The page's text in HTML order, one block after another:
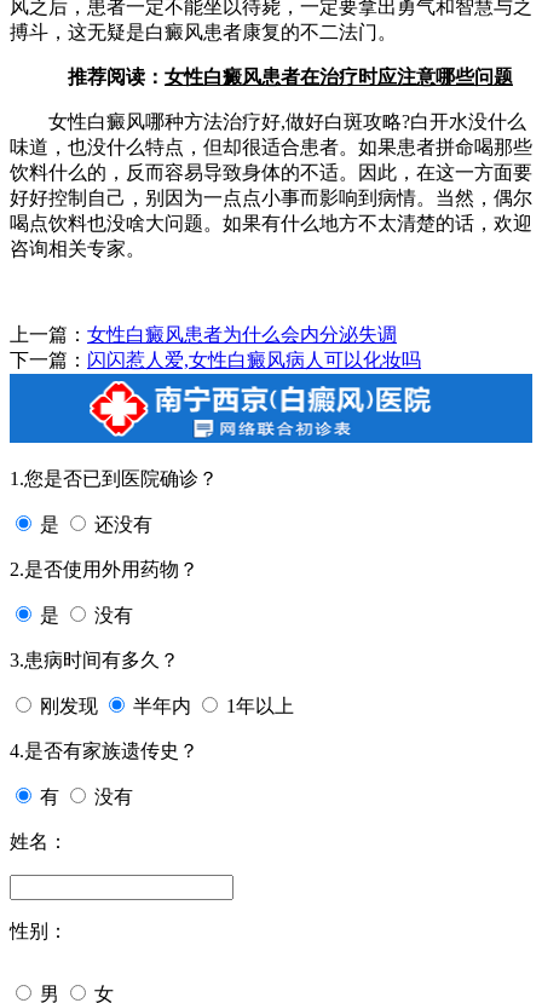
风之后，患者一定不能坐以待毙，一定要拿出勇气和智慧与之
搏斗，这无疑是白癜风患者康复的不二法门。
推荐阅读： 女性白癜风患者在治疗时应注意哪些问题
女性白癜风哪种方法治疗好,做好白斑攻略?白开水没什么
味道，也没什么特点，但却很适合患者。如果患者拼命喝那些
饮料什么的，反而容易导致身体的不适。因此，在这一方面要
好好控制自己，别因为一点点小事而影响到病情。当然，偶尔
喝点饮料也没啥大问题。如果有什么地方不太清楚的话，欢迎
咨询相关专家。
上一篇： 女性白癜风患者为什么会内分泌失调
下一篇： 闪闪惹人爱,女性白癜风病人可以化妆吗
1.您是否已到医院确诊？
是 还没有
2.是否使用外用药物？
是 没有
3.患病时间有多久？
刚发现 半年内 1年以上
4.是否有家族遗传史？
有 没有
姓名：
性别：
男 女